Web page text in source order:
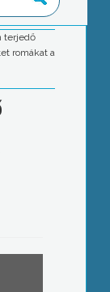
terjedő
romákat a